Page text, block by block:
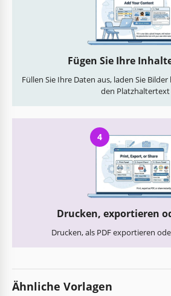
Fügen Sie Ihre
Füllen Sie Ihre Daten aus, laden Sie
den Platzhaltertext
4
Drucken, exportieren
Drucken, als PDF exportieren
Ähnliche Vorlagen